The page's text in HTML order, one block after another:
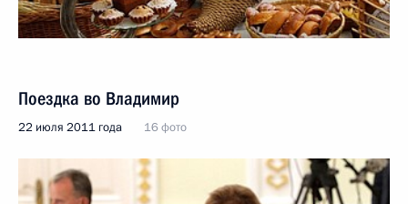
Поездка во Владимир
22 июля 2011 года 16 фото